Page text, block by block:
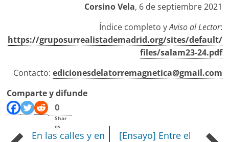
Corsino Vela, 6 de septiembre 2021
Índice completo yAviso al Lector:
https://gruposurrealistademadrid.org/sites/default/
files/salam23-24.pdf
Contacto: edicionesdelatorremagnetica@gmail.com
Comparte y difunde
0
Shar
es
En las calles y en
[Ensayo] Entre el